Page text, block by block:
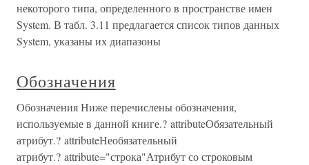
некоторого типа, определенного в пространстве имен
System. В табл. 3.11 предлагается список типов данных
System, указаны их диапазоны
Обозначения
Обозначения Ниже перечислены обозначения,
используемые в данной книге.? attributeОбязательный
атрибут.? attributeНеобязательный
атрибут.? attribute="строка"Атрибут со строковым